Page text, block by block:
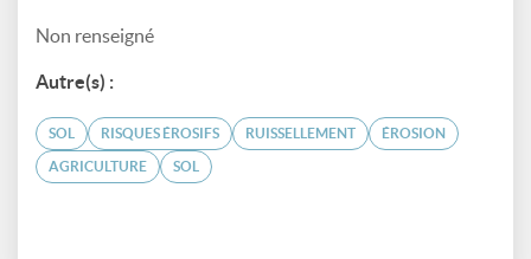
Non renseigné
Autre(s) :
SOL RISQUES ÉROSIFS RUISSELLEMENT ÉROSION
AGRICULTURE SOL